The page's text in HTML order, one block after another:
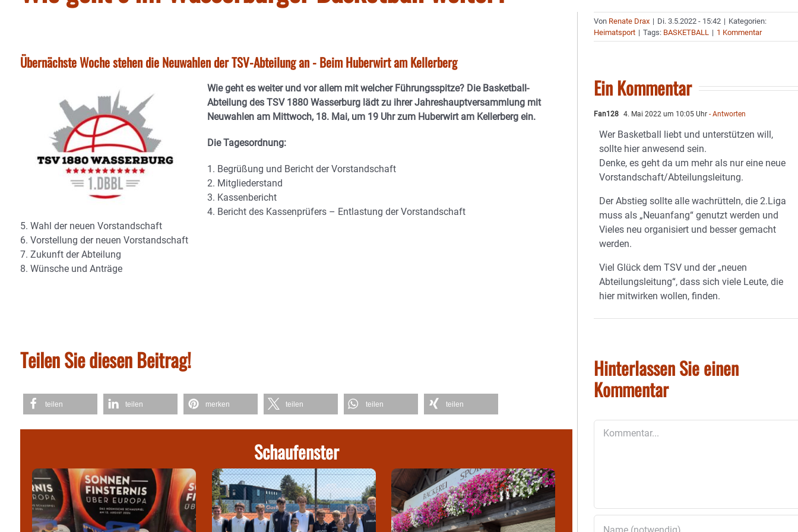
Übernächste Woche stehen die Neuwahlen der TSV-Abteilung an - Beim Huberwirt am Kellerberg
Wie geht es weiter und vor allem mit welcher Führungsspitze? Die Basketball-
Abteilung des TSV 1880 Wasserburg lädt zu ihrer Jahreshauptversammlung mit
Neuwahlen am Mittwoch, 18. Mai, um 19 Uhr zum Huberwirt am Kellerberg ein.
Die Tagesordnung:
1. Begrüßung und Bericht der Vorstandschaft
2. Mitgliederstand
3. Kassenbericht
4. Bericht des Kassenprüfers – Entlastung der Vorstandschaft
5. Wahl der neuen Vorstandschaft
6. Vorstellung der neuen Vorstandschaft
7. Zukunft der Abteilung
8. Wünsche und Anträge
Teilen Sie diesen Beitrag!
teilen teilen merken teilen teilen teilen
Schaufenster
Von Renate Drax | Di. 3.5.2022 - 15:42 | Kategorien:
Heimatsport | Tags: BASKETBALL | 1 Kommentar
Ein Kommentar
Fan128 4. Mai 2022 um 10:05 Uhr - Antworten
Wer Basketball liebt und unterstützen will,
sollte hier anwesend sein.
Denke, es geht da um mehr als nur eine neue
Vorstandschaft/Abteilungsleitung.
Der Abstieg sollte alle wachrütteln, die 2.Liga
muss als „Neuanfang“ genutzt werden und
Vieles neu organisiert und besser gemacht
werden.
Viel Glück dem TSV und der „neuen
Abteilungsleitung“, dass sich viele Leute, die
hier mitwirken wollen, finden.
Hinterlassen Sie einen
Kommentar